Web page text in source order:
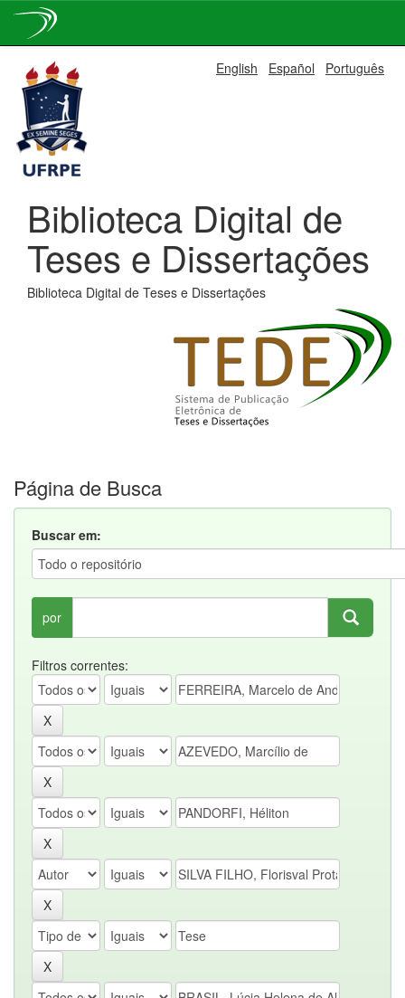
navigation
English Español Português
Biblioteca Digital de
Teses e Dissertações
Biblioteca Digital de Teses e Dissertações
Página de Busca
Buscar em:
por
Filtros correntes: